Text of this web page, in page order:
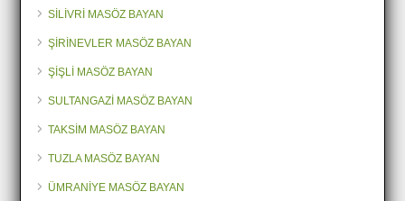
SİLİVRİ MASÖZ BAYAN
ŞİRİNEVLER MASÖZ BAYAN
ŞİŞLİ MASÖZ BAYAN
SULTANGAZİ MASÖZ BAYAN
TAKSİM MASÖZ BAYAN
TUZLA MASÖZ BAYAN
ÜMRANİYE MASÖZ BAYAN